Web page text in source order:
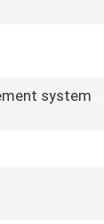
system